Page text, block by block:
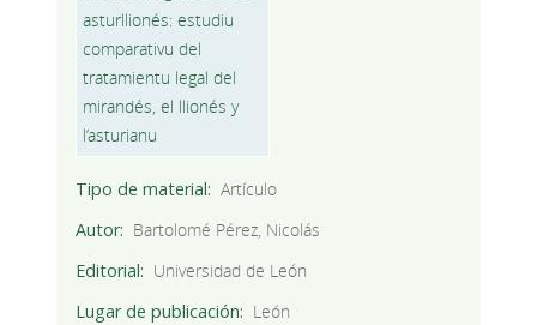
Tipo de material
Artículo
Autor
Bartolomé Pérez, Nicolás
Editorial
Universidad de León
Lugar de publicación
León